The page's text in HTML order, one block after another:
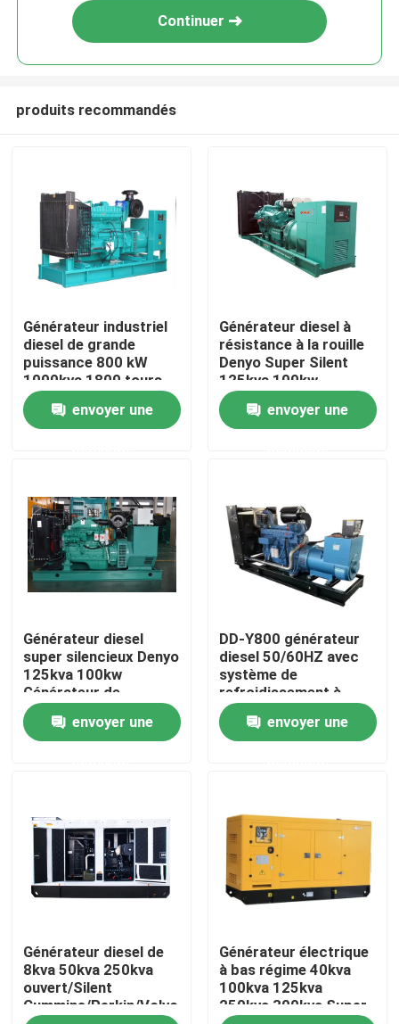
Aperçu
Produits
A propos de nous
Visite d'usine
nouvelles
Tous les cas
Demande de soumission
Chaîne de production de cylindre de LPG
Continuer
produits recommandés
Générateur industriel
diesel de grande
puissance 800 kW
1000kva 1800 tours
par minute avec
moteur Farmous
envoyer une
Générateur diesel à
résistance à la rouille
Denyo Super Silent
125kva 100kw
envoyer une
Générateur diesel
super silencieux Denyo
125kva 100kw
Générateur de
puissance
envoyer une
DD-Y800 générateur
diesel 50/60HZ avec
système de
refroidissement à
l'eau ISO9001
envoyer une
Générateur diesel de
8kva 50kva 250kva
ouvert/Silent
Cummins/Perkin/Volvo
Générateur électrique
à bas régime 40kva
100kva 125kva
250kva 300kva Super